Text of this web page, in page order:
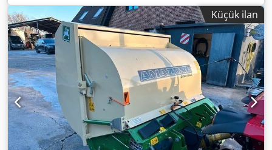
Göbek: Ø 40 mm -Ölçü: Ø 750 -Toplam fiyat: 3 lastik için -
Ağırlık: 51 kg/adet
Küçük ilan